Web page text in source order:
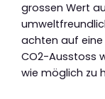
grossen Wert
achten auf
CO2-Ausstoss
wie möglich zu